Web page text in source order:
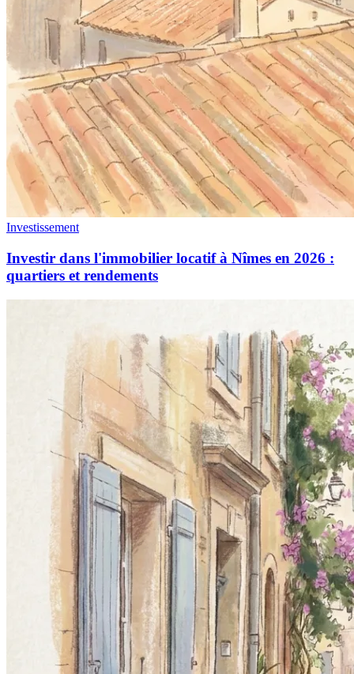
Investissement
Investir dans l'immobilier locatif à Nîmes en 2026 :
quartiers et rendements